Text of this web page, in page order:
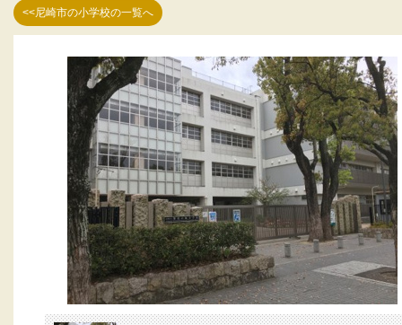
<<尼崎市の小学校の一覧へ